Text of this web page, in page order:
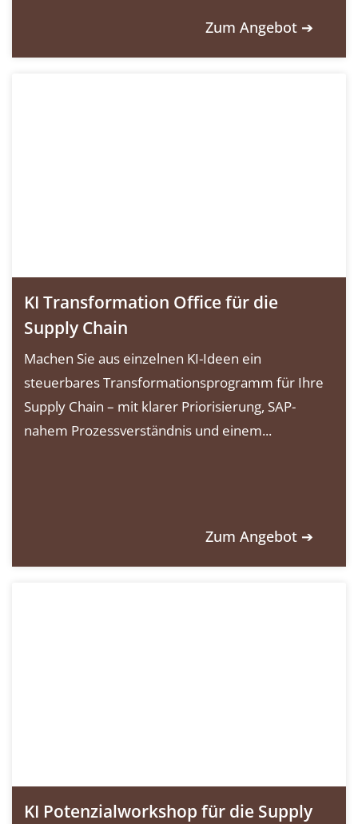
Zum Angebot ➔
KI Transformation Office für die
Supply Chain
Machen Sie aus einzelnen KI-Ideen ein
steuerbares Transformationsprogramm für Ihre
Supply Chain – mit klarer Priorisierung, SAP-
nahem Prozessverständnis und einem...
Zum Angebot ➔
KI Potenzialworkshop für die Supply